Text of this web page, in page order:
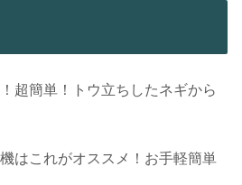
超簡単！トウ立ちしたネギから
はこれがオススメ！お手軽簡単